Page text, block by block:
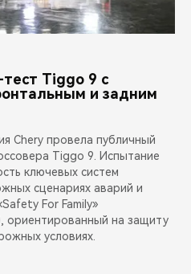
Tiggo 9 с
и задним
Chery провела публичный
Tiggo 9. Испытание
ключевых систем
сценариях аварий и
For Family»
ориентированный на защиту
условиях.